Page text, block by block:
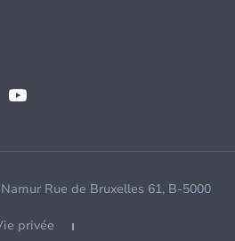
Rue de Bruxelles 61, B-5000
privée